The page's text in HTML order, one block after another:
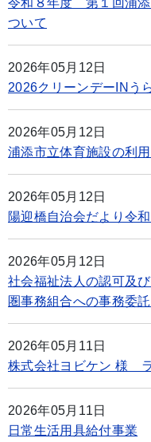
令和８年度 第１回浦添
ついて
2026年05月12日
2026クリーンデーINう
2026年05月12日
浦添市立体育施設の利
2026年05月12日
陽迎橋自治会だより令
2026年05月12日
社会福祉法人の認可及
圏事務組合への事務委
2026年05月11日
株式会社ヨビケン 様
2026年05月11日
日常生活用具給付事業